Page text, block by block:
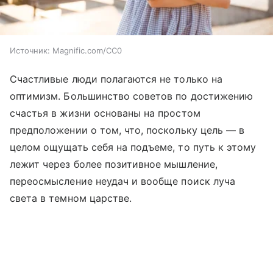
Источник: Magnific.com/CC0
Счастливые люди полагаются не только на
оптимизм. Большинство советов по достижению
счастья в жизни основаны на простом
предположении о том, что, поскольку цель — в
целом ощущать себя на подъеме, то путь к этому
лежит через более позитивное мышление,
переосмысление неудач и вообще поиск луча
света в темном царстве.